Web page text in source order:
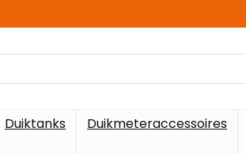
Duiktanks Duikmeteraccessoires